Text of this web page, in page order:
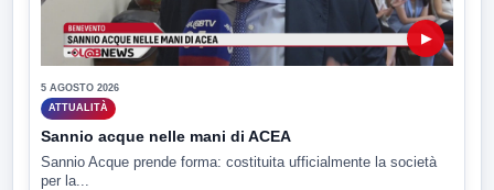
▶
5 AGOSTO 2026
ATTUALITÀ
Sannio acque nelle mani di ACEA
Sannio Acque prende forma: costituita ufficialmente la società
per la...